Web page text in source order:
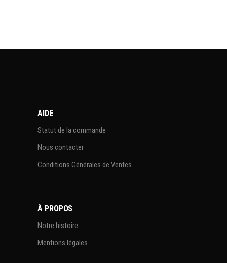
AIDE
Statut de la commande
Nous contacter
Conditions Générales de Ventes
À PROPOS
Notre histoire
Mentions légales